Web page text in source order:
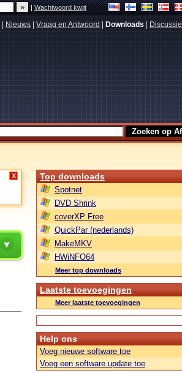
|Wachtwoord kwijt
Nieuws Vraag en Antwoord Downloads Discussie
X Top downloads
Spotnet
DVD Shrink
coverXP Free
QuickPar (nederlands)
MakeMKV
HWiNFO64
Meer top downloads
Laatste toevoegingen
Meer laatste toevoegingen
Help ons
Voeg nieuwe software toe
Voeg een software update toe